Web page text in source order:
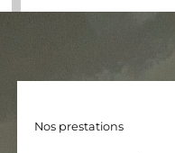
Nos prestations